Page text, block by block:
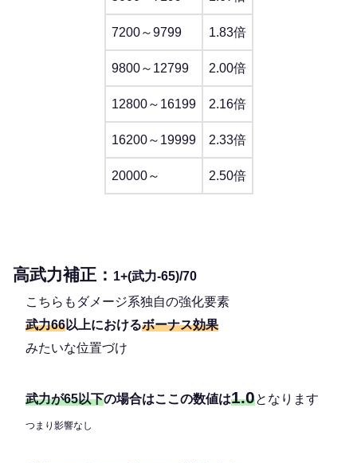
7200～9799 1.83倍
9800～12799 2.00倍
12800～16199 2.16倍
16200～19999 2.33倍
20000～ 2.50倍
高武力補正： 1+(武力-65)/70
こちらもダメージ系独自の強化要素
武力66以上におけるボーナス効果
みたいな位置づけ
武力が65以下の場合はここの数値は1.0となります
つまり影響なし